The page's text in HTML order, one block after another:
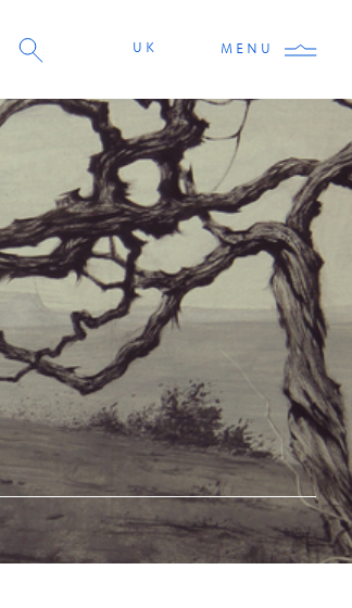
UK MENU